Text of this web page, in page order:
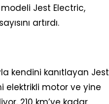
Jest Electric,
artırdı.
kendini kanıtlayan Jest
elektrikli motor ve yine